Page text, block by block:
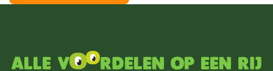
spelen, zingen als entertainment geven?
Alle v rdelen op een rij